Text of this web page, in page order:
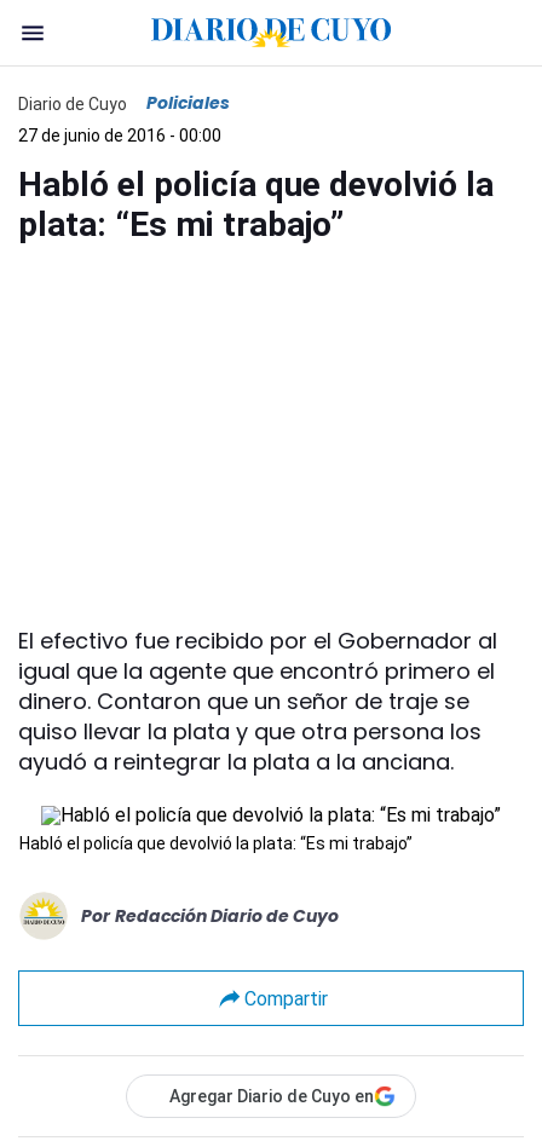
Diario de Cuyo Policiales
27 de junio de 2016 - 00:00
Habló el policía que devolvió la
plata: “Es mi trabajo”
El efectivo fue recibido por el Gobernador al
igual que la agente que encontró primero el
dinero. Contaron que un señor de traje se
quiso llevar la plata y que otra persona los
ayudó a reintegrar la plata a la anciana.
Habló el policía que devolvió la plata: “Es mi trabajo”
Por Redacción Diario de Cuyo
Compartir
Agregar Diario de Cuyo en